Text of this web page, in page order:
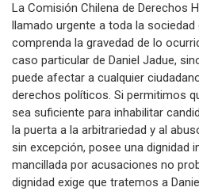
La Comisión Chilena de Derechos
llamado urgente a toda la sociedad
comprenda la gravedad de lo
caso particular de Daniel Jadue,
puede afectar a cualquier
derechos políticos. Si permitimos
sea suficiente para inhabilitar
la puerta a la arbitrariedad y al
sin excepción, posee una dignidad
mancillada por acusaciones no
dignidad exige que tratemos a